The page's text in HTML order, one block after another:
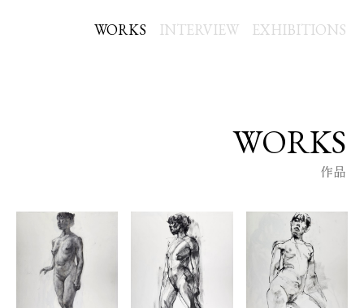
加筆、腐蝕、傷、湿気、カビ、等々を防ぐ為、全てにラミネ
京都市北区にて基礎デッサン指導研究所「アトリエ路樹絵」を
設立し３０年以上、将来アーティストを目指する若い生徒達を
その間、東京、大阪、名古屋、鹿児島でのデッサン指導セミナ
ーを毎月開催。
滋賀県成安造形大学、大阪アニメーションスクール、京都テク
ノロジー専門学校で人体デッサン講師を務める。
WORKS INTERVIEW EXHIBITIONS
WORKS
作品